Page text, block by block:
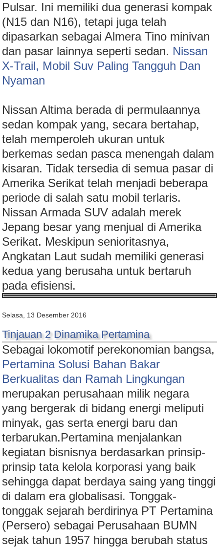
Pulsar. Ini memiliki dua generasi kompak
(N15 dan N16), tetapi juga telah
dipasarkan sebagai Almera Tino minivan
dan pasar lainnya seperti sedan. Nissan
X-Trail, Mobil Suv Paling Tangguh Dan
Nyaman
Nissan Altima berada di permulaannya
sedan kompak yang, secara bertahap,
telah memperoleh ukuran untuk
berkemas sedan pasca menengah dalam
kisaran. Tidak tersedia di semua pasar di
Amerika Serikat telah menjadi beberapa
periode di salah satu mobil terlaris.
Nissan Armada SUV adalah merek
Jepang besar yang menjual di Amerika
Serikat. Meskipun senioritasnya,
Angkatan Laut sudah memiliki generasi
kedua yang berusaha untuk bertaruh
pada efisiensi.
Selasa, 13 Desember 2016
Tinjauan 2 Dinamika Pertamina
Sebagai lokomotif perekonomian bangsa,
Pertamina Solusi Bahan Bakar
Berkualitas dan Ramah Lingkungan
merupakan perusahaan milik negara
yang bergerak di bidang energi meliputi
minyak, gas serta energi baru dan
terbarukan.Pertamina menjalankan
kegiatan bisnisnya berdasarkan prinsip-
prinsip tata kelola korporasi yang baik
sehingga dapat berdaya saing yang tinggi
di dalam era globalisasi. Tonggak-
tonggak sejarah berdirinya PT Pertamina
(Persero) sebagai Perusahaan BUMN
sejak tahun 1957 hingga berubah status